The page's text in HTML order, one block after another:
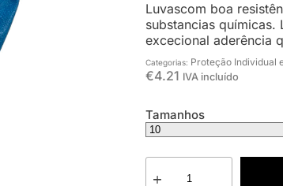
Luvascom boa
substancias químicas.
excecional aderência
Categorias: Proteção Individual
€4.21 IVA incluído
Tamanhos